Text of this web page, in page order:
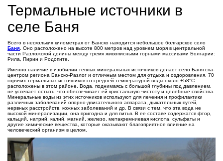
Термальные источники в
селе Баня
Всего в нескольких километрах от Банско находится небольшое болгарское село
Баня . Оно расположено на высоте 800 метров над уровнем моря в центральной
части Разложской долины между тремя живописными горными массивами Болгарии:
Рила, Пирин и Родопите.
Именно наличие в изобилии теплых минеральных источников делает село Баня спа-
центром региона Банско-Разлог и отличным местом для отдыха и оздоровления. 70
горячих термальных источников со средней температурой воды около +58°С
расположены в этом районе. Вода, поднимаясь с большой глубины под давлением,
не успевает остыть, что обеспечивает ей кристальную чистоту и целебные свойства.
Минеральные воды из этих источников используют для лечения и профилактики
различных заболеваний опорно-двигательного аппарата, дыхательных путей,
нервных расстройств, кожных заболеваний и др. В связи с тем, что эта вода не
высокой минерализации, она пригодна и для питья. В ее составе содержатся фтор,
кальций, натрий, калий, магний, железо, метакремниевая кислота, сульфаты и
другие химические вещества, которые оказывают благоприятное влияние на
человеческий организм в целом.